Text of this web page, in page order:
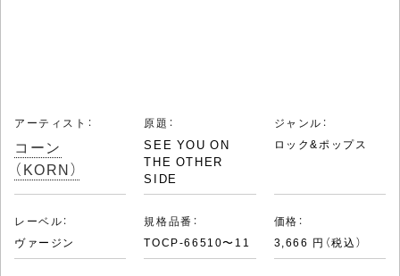
アーティスト：
コーン
（KORN）
原題：
SEE YOU ON
THE OTHER
SIDE
ジャンル：
ロック&ポップス
レーベル：
ヴァージン
規格品番：
TOCP-66510〜11
価格：
3,666 円（税込）